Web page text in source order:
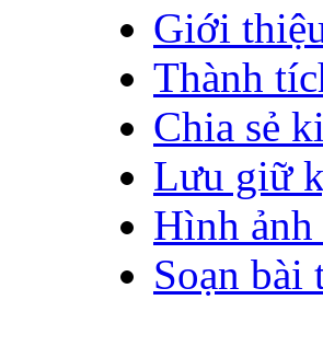
Giới
Thành
Chia sẻ
Lưu giữ
Hình
Soạn bài